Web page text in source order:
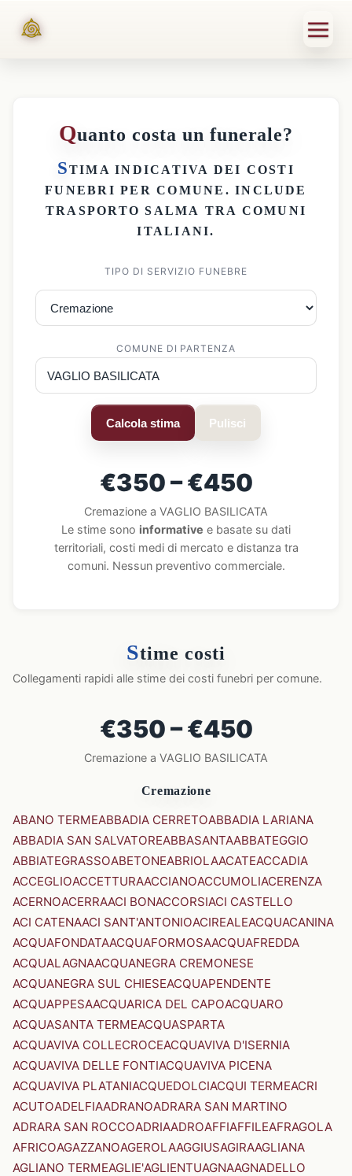
Quanto costa un funerale?
STIMA INDICATIVA DEI COSTI
FUNEBRI PER COMUNE . INCLUDE
TRASPORTO SALMA TRA COMUNI
ITALIANI.
TIPO DI SERVIZIO FUNEBRE
COMUNE DI PARTENZA
Calcola stima Pulisci
€350 – €450
Cremazione a VAGLIO BASILICATA
Le stime sono informative e basate su dati
territoriali, costi medi di mercato e distanza tra
comuni. Nessun preventivo commerciale.
Stime costi
Collegamenti rapidi alle stime dei costi funebri per comune.
€350 – €450
Cremazione a VAGLIO BASILICATA
Cremazione
ABANO TERMEABBADIA CERRETOABBADIA LARIANA
ABBADIA SAN SALVATOREABBASANTAABBATEGGIO
ABBIATEGRASSOABETONEABRIOLAACATEACCADIA
ACCEGLIOACCETTURAACCIANOACCUMOLIACERENZA
ACERNOACERRAACI BONACCORSIACI CASTELLO
ACI CATENAACI SANT'ANTONIOACIREALEACQUACANINA
ACQUAFONDATAACQUAFORMOSAACQUAFREDDA
ACQUALAGNAACQUANEGRA CREMONESE
ACQUANEGRA SUL CHIESEACQUAPENDENTE
ACQUAPPESAACQUARICA DEL CAPOACQUARO
ACQUASANTA TERMEACQUASPARTA
ACQUAVIVA COLLECROCEACQUAVIVA D'ISERNIA
ACQUAVIVA DELLE FONTIACQUAVIVA PICENA
ACQUAVIVA PLATANIACQUEDOLCIACQUI TERMEACRI
ACUTOADELFIAADRANOADRARA SAN MARTINO
ADRARA SAN ROCCOADRIAADROAFFIAFFILEAFRAGOLA
AFRICOAGAZZANOAGEROLAAGGIUSAGIRAAGLIANA
AGLIANO TERMEAGLIE'AGLIENTUAGNAAGNADELLO